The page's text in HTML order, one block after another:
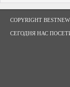
COPYRIGHT
СЕГОДНЯ НАС